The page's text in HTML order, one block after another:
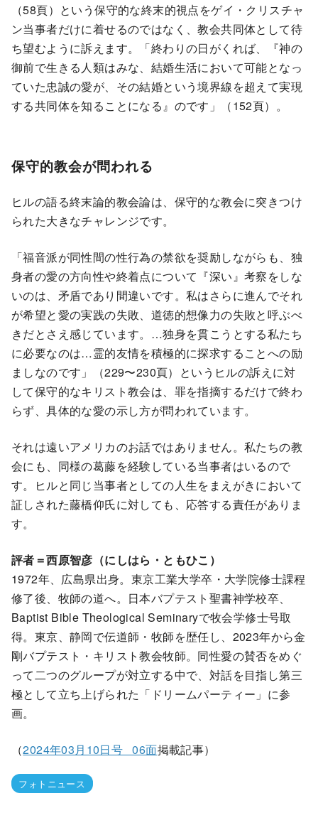
（58頁）という保守的な終末的視点をゲイ・クリスチャ
ン当事者だけに着せるのではなく、教会共同体として待
ち望むように訴えます。「終わりの日がくれば、『神の
御前で生きる人類はみな、結婚生活において可能となっ
ていた忠誠の愛が、その結婚という境界線を超えて実現
する共同体を知ることになる』のです」（152頁）。
保守的教会が問われる
ヒルの語る終末論的教会論は、保守的な教会に突きつけ
られた大きなチャレンジです。
「福音派が同性間の性行為の禁欲を奨励しながらも、独
身者の愛の方向性や終着点について『深い』考察をしな
いのは、矛盾であり間違いです。私はさらに進んでそれ
が希望と愛の実践の失敗、道徳的想像力の失敗と呼ぶべ
きだとさえ感じています。…独身を貫こうとする私たち
に必要なのは…霊的友情を積極的に探求することへの励
ましなのです」（229〜230頁）というヒルの訴えに対
して保守的なキリスト教会は、罪を指摘するだけで終わ
らず、具体的な愛の示し方が問われています。
それは遠いアメリカのお話ではありません。私たちの教
会にも、同様の葛藤を経験している当事者はいるので
す。ヒルと同じ当事者としての人生をまえがきにおいて
証しされた藤橋仰氏に対しても、応答する責任がありま
す。
評者＝西原智彦（にしはら・ともひこ）
1972年、広島県出身。東京工業大学卒・大学院修士課程
修了後、牧師の道へ。日本バプテスト聖書神学校卒、
Baptist Bible Theological Seminaryで牧会学修士号取
得。東京、静岡で伝道師・牧師を歴任し、2023年から金
剛バプテスト・キリスト教会牧師。同性愛の賛否をめぐ
って二つのグループが対立する中で、対話を目指し第三
極として立ち上げられた「ドリームパーティー」に参
画。
（2024年03月10日号 06面掲載記事）
フォトニュース